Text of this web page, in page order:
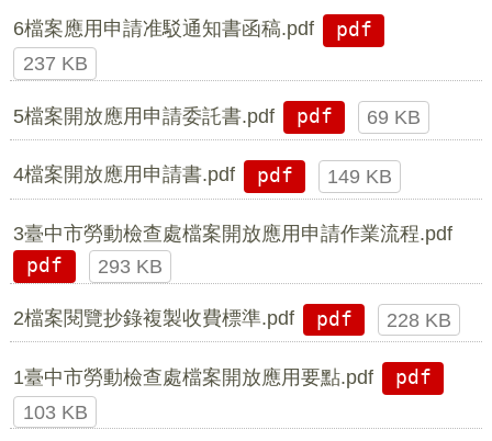
6檔案應用申請准駁通知書函稿.pdf
pdf
237 KB
5檔案開放應用申請委託書.pdf pdf 69 KB
4檔案開放應用申請書.pdf pdf 149 KB
3臺中市勞動檢查處檔案開放應用申請作業流程.pdf
pdf
293 KB
2檔案閱覽抄錄複製收費標準.pdf pdf 228 KB
1臺中市勞動檢查處檔案開放應用要點.pdf
pdf
103 KB